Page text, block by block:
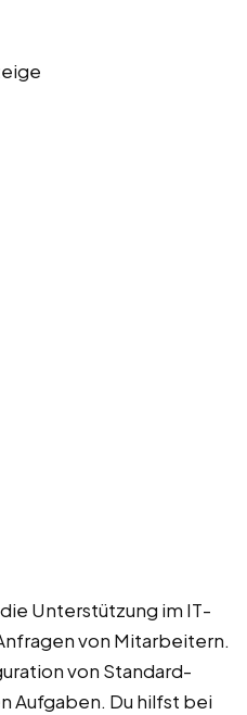
Unterstützung im IT-
von Mitarbeitern.
von Standard-
Aufgaben. Du hilfst bei